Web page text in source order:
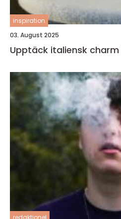
inspiration
03. August 2025
Upptäck italiensk